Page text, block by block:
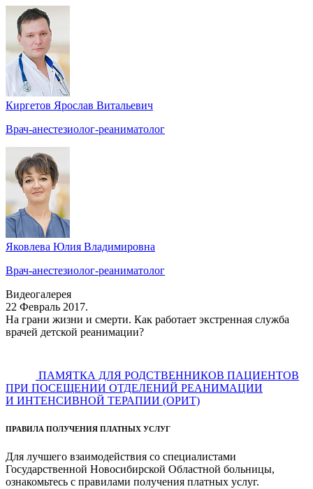
Киргетов Ярослав Витальевич
Врач-анестезиолог-реаниматолог
Яковлева Юлия Владимировна
Врач-анестезиолог-реаниматолог
Видеогалерея
22 Февраль 2017.
На грани жизни и смерти. Как работает экстренная служба
врачей детской реанимации?
ПАМЯТКА ДЛЯ РОДСТВЕННИКОВ ПАЦИЕНТОВ
ПРИ ПОСЕЩЕНИИ ОТДЕЛЕНИЙ РЕАНИМАЦИИ
И ИНТЕНСИВНОЙ ТЕРАПИИ (ОРИТ)
ПРАВИЛА ПОЛУЧЕНИЯ ПЛАТНЫХ УСЛУГ
Для лучшего взаимодействия со специалистами
Государственной Новосибирской Областной больницы,
ознакомьтесь с правилами получения платных услуг.